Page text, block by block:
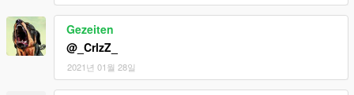
Gezeiten
@_CrlzZ_
2021년 01월 28일